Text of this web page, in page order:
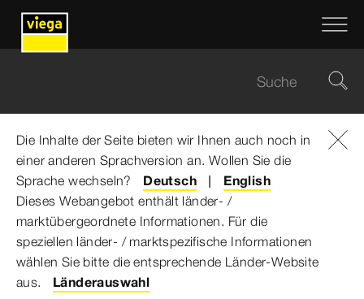
Die Inhalte der Seite bieten wir Ihnen auch noch in
einer anderen Sprachversion an. Wollen Sie die
Sprache wechseln?
Deutsch
English
Dieses Webangebot enthält länder- /
marktübergeordnete Informationen. Für die
speziellen länder- / marktspezifische Informationen
wählen Sie bitte die entsprechende Länder-Website
aus.
Länderauswahl
Viega Gruppe ... Sitemap
Sitemap
Über uns